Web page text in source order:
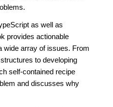
as well as
provides actionable
wide array of issues. From
to developing
self-contained recipe
and discusses why